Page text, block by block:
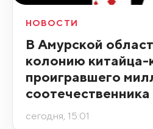
НОВОСТИ
В Амурской
колонию китайца-
проигравшего
соотечественника
сегодня, 15:01